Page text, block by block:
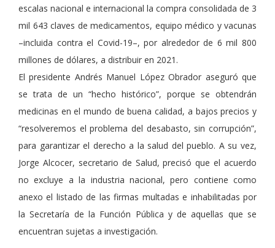
escalas nacional e internacional la compra consolidada de 3
mil 643 claves de medicamentos, equipo médico y vacunas
–incluida contra el Covid-19–, por alrededor de 6 mil 800
millones de dólares, a distribuir en 2021.
El presidente Andrés Manuel López Obrador aseguró que
se trata de un
hecho histórico , porque se obtendrán
medicinas en el mundo de buena calidad, a bajos precios y
resolveremos el problema del desabasto, sin corrupción ,
para garantizar el derecho a la salud del pueblo. A su vez,
Jorge Alcocer, secretario de Salud, precisó que el acuerdo
no excluye a la industria nacional, pero contiene como
anexo el listado de las firmas multadas e inhabilitadas por
la Secretaría de la Función Pública y de aquellas que se
encuentran sujetas a ­investigación.